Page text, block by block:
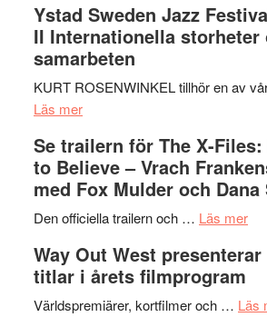
Ystad Sweden Jazz
II Internationella storheter
samarbeten
KURT ROSENWINKEL tillhör en av
Läs merom
Sweden
Jazz
Festival
2026
II
Internationella
storheter
Se trailern för The X-Files:
to Believe – Vrach
med Fox Mulder och
Den officiella trailern och … Läs merom
Way Out West presenterar
titlar i årets filmprogram
Världspremiärer, kortfilmer och … Läs